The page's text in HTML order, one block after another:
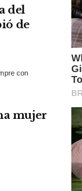
del
de
con
mujer